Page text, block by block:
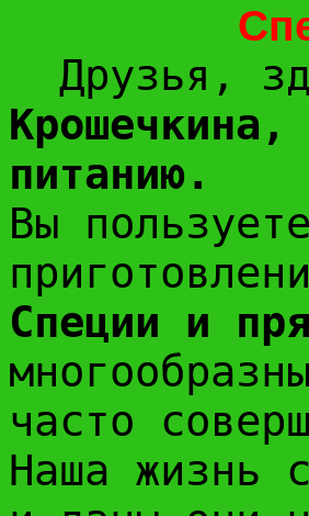
Специи
Друзья,
Крошечкина,
питанию.
Вы
Специи и
часто
Наша жизнь